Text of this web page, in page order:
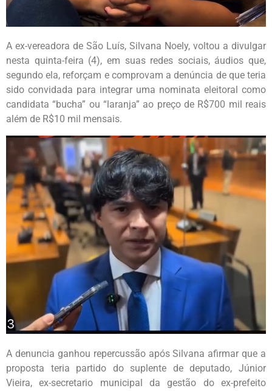
A ex-vereadora de São Luís, Silvana Noely, voltou a divulgar
nesta quinta-feira (4), em suas redes sociais, áudios que,
segundo ela, reforçam e comprovam a denúncia de que teria
sido convidada para integrar uma nominata eleitoral como
candidata “bucha” ou “laranja” ao preço de R$700 mil reais
além de R$10 mil mensais.
A denuncia ganhou repercussão após Silvana afirmar que a
proposta teria partido do suplente de deputado, Júnior
Vieira, ex-secretario municipal da gestão do ex-prefeito